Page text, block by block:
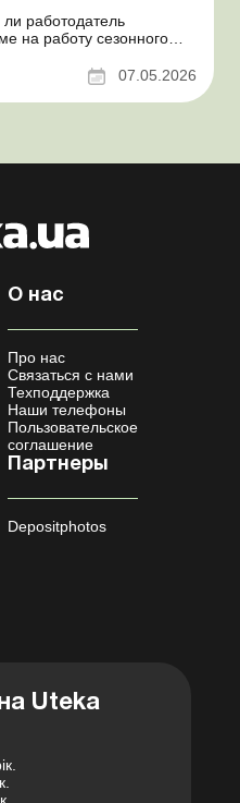
работодатель
на работу сезонного
работников на сезонные
санкций за
учета у
07.05.2026
О нас
Про нас
Связаться с нами
Техподдержка
Наши телефоны
Пользовательское
соглашение
Партнеры
Depositphotos
Uteka